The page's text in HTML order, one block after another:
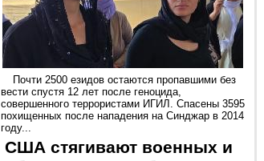
Почти 2500 езидов остаются пропавшими без
вести спустя 12 лет после геноцида,
совершенного террористами ИГИЛ. Спасены 3595
похищенных после нападения на Синджар в 2014
году...
США стягивают военных и